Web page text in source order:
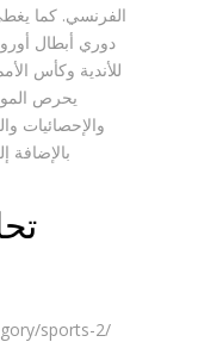
الفرنسي. كما
دوري أبطال
للأندية وكأس
يحرص
والإحصائيات
بالإضافة
sports-2/